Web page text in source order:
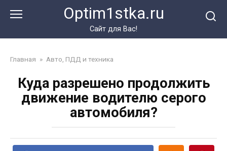
Optim1stka.ru
Сайт для Вас!
Главная » Авто, ПДД и техника
Куда разрешено продолжить
движение водителю серого
автомобиля?